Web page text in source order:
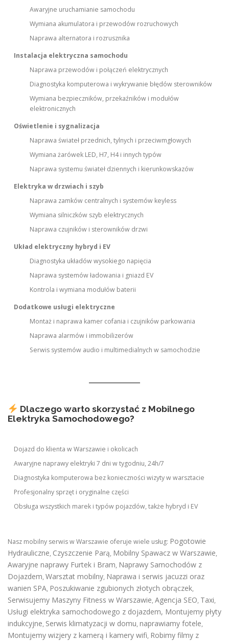
Awaryjne uruchamianie samochodu
Wymiana akumulatora i przewodów rozruchowych
Naprawa alternatora i rozrusznika
Instalacja elektryczna samochodu
Naprawa przewodów i połączeń elektrycznych
Diagnostyka komputerowa i wykrywanie błędów sterowników
Wymiana bezpieczników, przekaźników i modułów
elektronicznych
Oświetlenie i sygnalizacja
Naprawa świateł przednich, tylnych i przeciwmgłowych
Wymiana żarówek LED, H7, H4 i innych typów
Naprawa systemu świateł dziennych i kierunkowskazów
Elektryka w drzwiach i szyb
Naprawa zamków centralnych i systemów keyless
Wymiana silniczków szyb elektrycznych
Naprawa czujników i sterowników drzwi
Układ elektryczny hybryd i EV
Diagnostyka układów wysokiego napięcia
Naprawa systemów ładowania i gniazd EV
Kontrola i wymiana modułów baterii
Dodatkowe usługi elektryczne
Montaż i naprawa kamer cofania i czujników parkowania
Naprawa alarmów i immobilizerów
Serwis systemów audio i multimedialnych w samochodzie
Dlaczego warto skorzystać z Mobilnego
Elektryka Samochodowego?
Dojazd do klienta w Warszawie i okolicach
Awaryjne naprawy elektryki 7 dni w tygodniu, 24h/7
Diagnostyka komputerowa bez konieczności wizyty w warsztacie
Profesjonalny sprzęt i oryginalne części
Obsługa wszystkich marek i typów pojazdów, także hybryd i EV
Nasz mobilny serwis w Warszawie oferuje wiele usług: Pogotowie
Hydrauliczne, Czyszczenie Parą, Mobilny Spawacz w Warszawie,
Awaryjne naprawy Furtek i Bram, Naprawy Samochodów z
Dojazdem, Warsztat mobilny, Naprawa i serwis jacuzzi oraz
wanien SPA, Poszukiwanie zgubionych złotych obrączek,
Serwisujemy Maszyny Fitness w Warszawie, Agencja SEO, Taxi,
Usługi elektryka samochodowego z dojazdem, Montujemy płyty
indukcyjne, Serwis klimatyzacji w domu, naprawiamy fotele,
Montujemy wizjery z kamerą i kamery wifi, Robimy filmy z